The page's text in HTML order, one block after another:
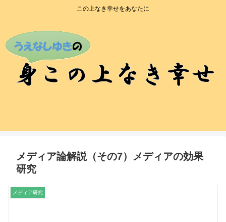
この上なき幸せをあなたに
メディア論解説（その7）メディアの効果
研究
メディア研究